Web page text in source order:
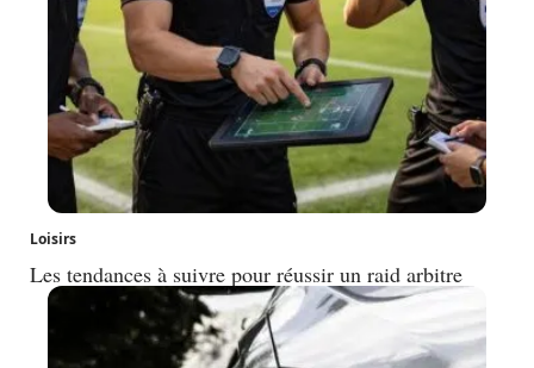
Loisirs
Les tendances à suivre pour réussir un raid arbitre